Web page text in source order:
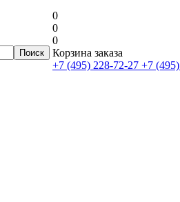
0
0
0
Корзина заказа
+7 (495) 228-72-27 +7